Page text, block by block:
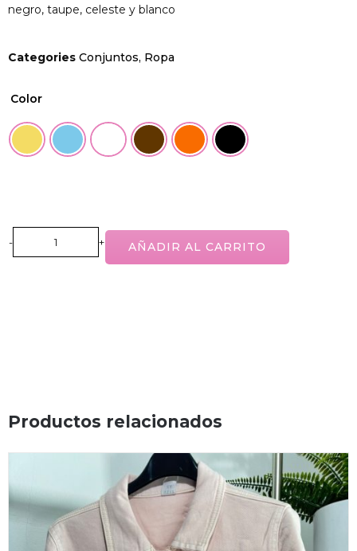
negro, taupe, celeste y blanco
Categories Conjuntos, Ropa
Color
AÑADIR AL CARRITO
Productos relacionados